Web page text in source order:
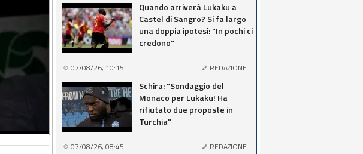
Quando arriverà Lukaku a
Castel di Sangro? Si fa largo
una doppia ipotesi: "In pochi ci
credono"
07/08/26, 10:15 REDAZIONE
Schira: "Sondaggio del
Monaco per Lukaku! Ha
rifiutato due proposte in
Turchia"
07/08/26, 08:45 REDAZIONE